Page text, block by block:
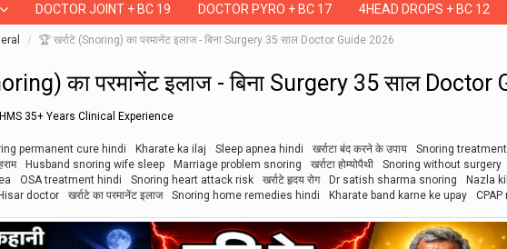
DOCTOR JOINT + BC 19 DOCTOR PYRO + BC 17 4HEAD DROPS + BC 12
🏆 खर्राटे (Snoring) का परमानेंट इलाज - बिना Surgery 35 साल Doctor Guide 2026
का परमानेंट इलाज - बिना Surgery 35 साल Doctor
35+ Years Clinical Experience
permanent cure hindi Kharate ka ilaj Sleep apnea hindi खर्राटा बंद करने के उपाय Snoring
Husband snoring wife sleep Marriage problem snoring खर्राटा होम्योपैथी Snoring without surgery
OSA treatment hindi Snoring heart attack risk खर्राटे हृदय रोग Dr satish sharma snoring Nazla
doctor खर्राटे का परमानेंट इलाज Snoring home remedies hindi Kharate band karne ke upay